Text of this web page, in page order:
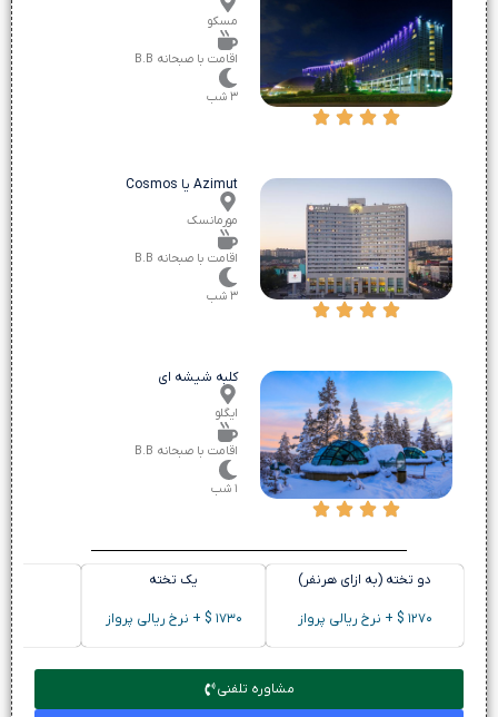
اقامت با صبحانه B.B
۳ شب
Azimut یا Cosmos
مورمانسک
اقامت با صبحانه B.B
۳ شب
کلبه شیشه ای
ایگلو
اقامت با صبحانه B.B
۱ شب
دو تخته (به ازای هرنفر) یک تخته سه
مشاوره تلفنی